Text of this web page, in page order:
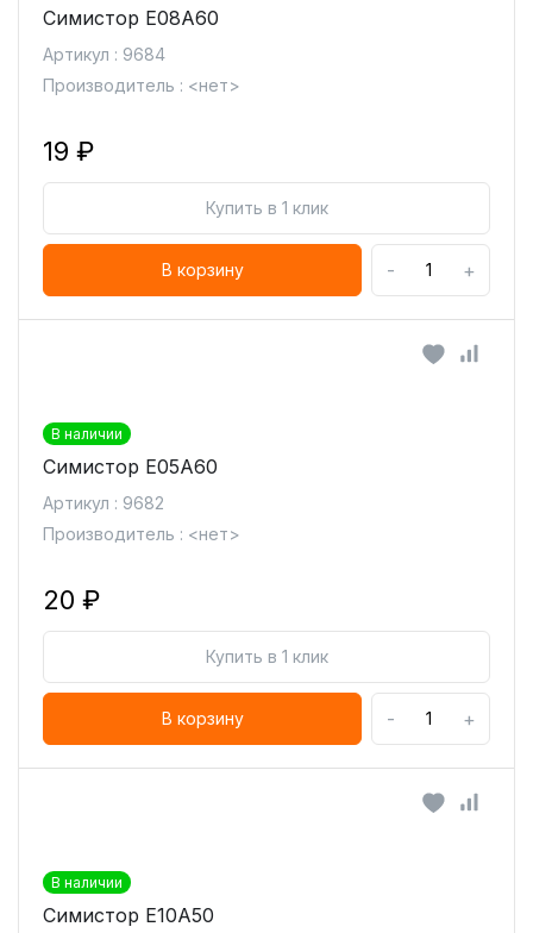
Симистор E08A60
Артикул : 9684
Производитель : <нет>
19 ₽
Купить в 1 клик
В корзину - +
В наличии
Симистор E05A60
Артикул : 9682
Производитель : <нет>
20 ₽
Купить в 1 клик
В корзину - +
В наличии
Симистор E10A50